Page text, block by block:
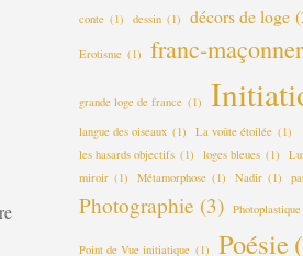
conte (1) dessin (1) décors de loge
Erotisme (1) franc-
grande loge de france (1)
langue des oiseaux (1) La voûte étoilée (1)
les hasards objectifs (1) loges bleues (1)
miroir (1) Métamorphose (1) Nadir (1)
Photographie (3) Photoplastique
Point de Vue initiatique (1) Poésie